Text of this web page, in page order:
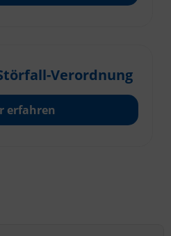
Verordnung
erfahren